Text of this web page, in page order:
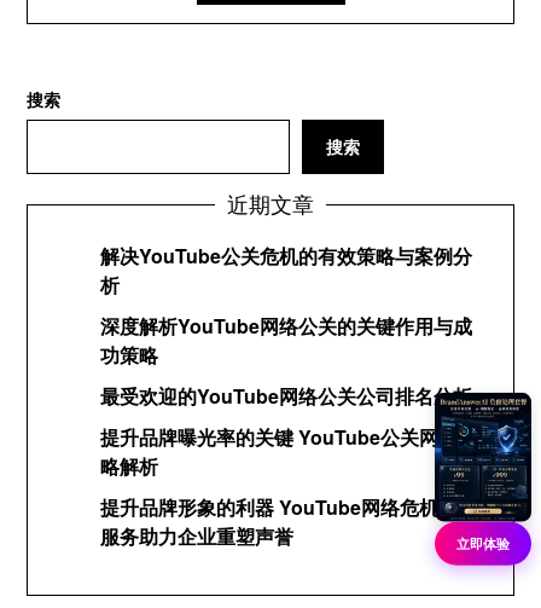
搜索
搜索
近期文章
解决YouTube公关危机的有效策略与案例分
析
深度解析YouTube网络公关的关键作用与成
功策略
最受欢迎的YouTube网络公关公司排名分析
提升品牌曝光率的关键 YouTube公关网络策
略解析
提升品牌形象的利器 YouTube网络危机公关
服务助力企业重塑声誉
立即体验